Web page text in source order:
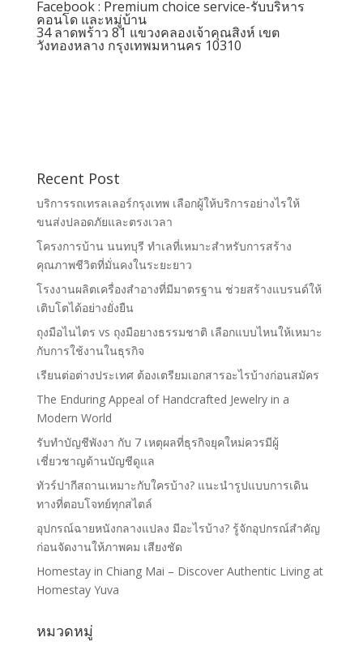
Facebook : Premium choice service-รับบริหาร
คอนโด และหมู่บ้าน
34 ลาดพร้าว 81 แขวงคลองเจ้าคุณสิงห์ เขต
วังทองหลาง กรุงเทพมหานคร 10310
Recent Post
บริการรถเทรลเลอร์กรุงเทพ เลือกผู้ให้บริการอย่างไรให้
ขนส่งปลอดภัยและตรงเวลา
โครงการบ้าน นนทบุรี ทำเลที่เหมาะสำหรับการสร้าง
คุณภาพชีวิตที่มั่นคงในระยะยาว
โรงงานผลิตเครื่องสำอางที่มีมาตรฐาน ช่วยสร้างแบรนด์ให้
เติบโตได้อย่างยั่งยืน
ถุงมือไนไตร vs ถุงมือยางธรรมชาติ เลือกแบบไหนให้เหมาะ
กับการใช้งานในธุรกิจ
เรียนต่อต่างประเทศ ต้องเตรียมเอกสารอะไรบ้างก่อนสมัคร
The Enduring Appeal of Handcrafted Jewelry in a
Modern World
รับทำบัญชีพังงา กับ 7 เหตุผลที่ธุรกิจยุคใหม่ควรมีผู้
เชี่ยวชาญด้านบัญชีดูแล
ทัวร์ปากีสถานเหมาะกับใครบ้าง? แนะนำรูปแบบการเดิน
ทางที่ตอบโจทย์ทุกสไตล์
อุปกรณ์ฉายหนังกลางแปลง มีอะไรบ้าง? รู้จักอุปกรณ์สำคัญ
ก่อนจัดงานให้ภาพคม เสียงชัด
Homestay in Chiang Mai – Discover Authentic Living at
Homestay Yuva
หมวดหมู่